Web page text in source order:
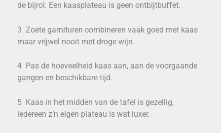
de bijrol. Een kaasplateau is geen ontbijtbuffet.
3 Zoete garnituren combineren vaak goed met kaas
maar vrijwel nooit met droge wijn.
4 Pas de hoeveelheid kaas aan, aan de voorgaande
gangen en beschikbare tijd.
5 Kaas in het midden van de tafel is gezellig,
iedereen z’n eigen plateau is wat luxer.